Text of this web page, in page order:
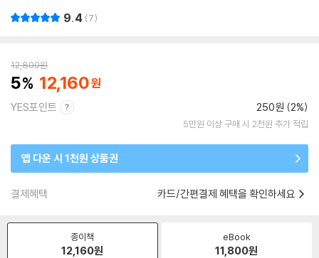
9.4 7
12,800원
5 12,160
YES포인트 250원 (2%)
5만원 이상 구매 시 2천원 추가 적립
앱 다운 시 1천원 상품권
결제혜택 카드/간편결제 혜택을 확인하세요
종이책
12,160원
eBook
11,800원